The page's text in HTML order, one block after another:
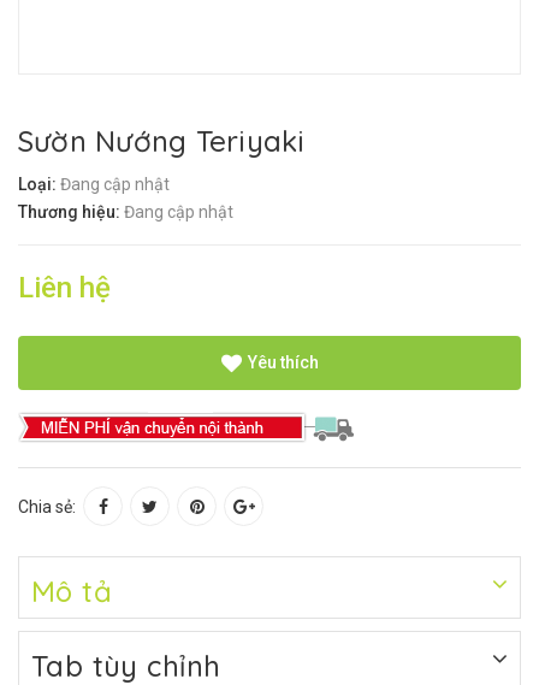
Sườn Nướng Teriyaki
Loại: Đang cập nhật
Thương hiệu: Đang cập nhật
Liên hệ
Yêu thích
Chia sẻ:
Mô tả
Tab tùy chỉnh